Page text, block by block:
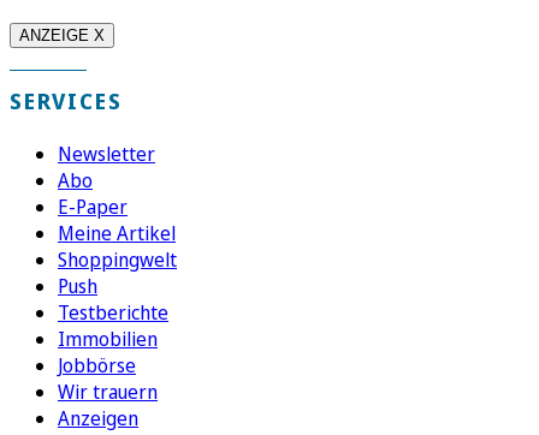
ANZEIGE X
SERVICES
Newsletter
Abo
E-Paper
Meine Artikel
Shoppingwelt
Push
Testberichte
Immobilien
Jobbörse
Wir trauern
Anzeigen